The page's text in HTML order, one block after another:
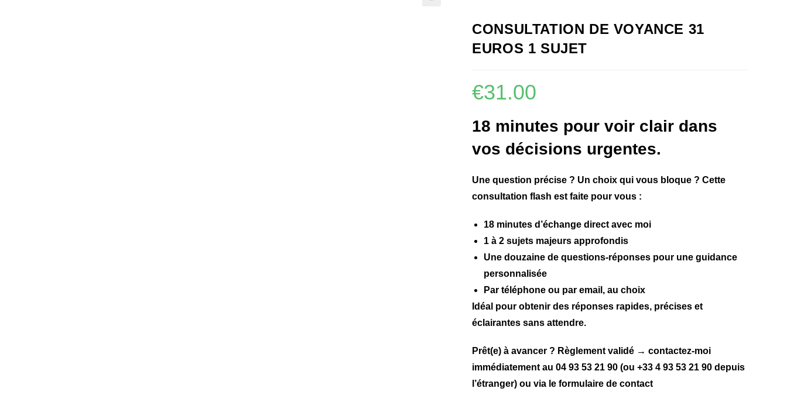
CONSULTATION DE VOYANCE 31
EUROS 1 SUJET
€31.00
18 minutes pour voir clair dans
vos décisions urgentes.
Une question précise ? Un choix qui vous bloque ? Cette
consultation flash est faite pour vous :
18 minutes d’échange direct avec moi
1 à 2 sujets majeurs approfondis
Unedouzaine de questions-réponses pour une guidance
personnalisée
Par téléphone ou par email , au choix
Idéal pour obtenir des réponses rapides, précises et
éclairantes sans attendre.
Prêt(e) à avancer ? Règlement validé → contactez-moi
immédiatement au 04 93 53 21 90 (ou +33 4 93 53 21 90 depuis
l’étranger) ou via le formulaire de contact